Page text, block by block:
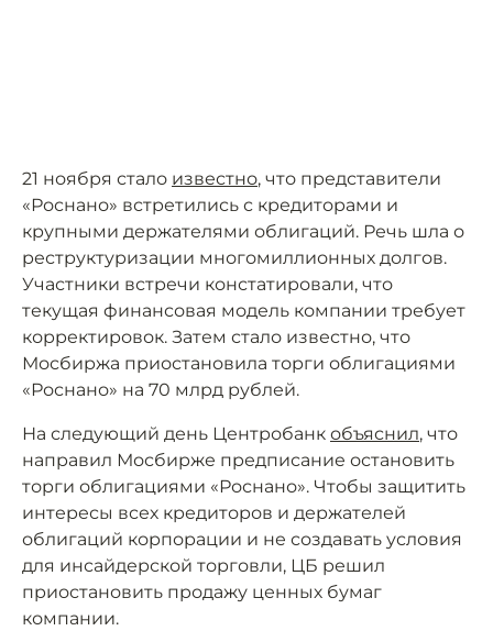
21 ноября стало известно, что представители
«Роснано» встретились с кредиторами и
крупными держателями облигаций. Речь шла о
реструктуризации многомиллионных долгов.
Участники встречи констатировали, что
текущая финансовая модель компании требует
корректировок. Затем стало известно, что
Мосбиржа приостановила торги облигациями
«Роснано» на 70 млрд рублей.
На следующий день Центробанк объяснил, что
направил Мосбирже предписание остановить
торги облигациями «Роснано». Чтобы защитить
интересы всех кредиторов и держателей
облигаций корпорации и не создавать условия
для инсайдерской торговли, ЦБ решил
приостановить продажу ценных бумаг
компании.